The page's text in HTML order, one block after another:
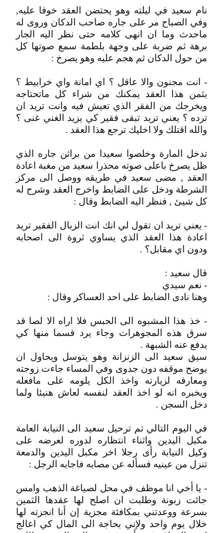
نام سعيد في ليلته وهو يحتضن العقد خوفا عليه,
وفي الصباح مر على جاره صاحب الدكان وروى له
ماحدث وما ان انهى كلامه حتى نظر اليه الجار
برهة ثم ضربة على وجهة بلطمة سمع صوتها كل
من حول الدكان ثم هجم عليه وهو يصرخ :
- انت مجنون والا عاقل ؟ اي امانة واي خرابيط ؟
بثمن هذا العقد يمكنك من شراء كل ماتحتاجه
ويخرجك من الفقر الذي تعيش فيه وانت تريد ان
ترده ؟ يعني تريد تبقى فقير كي يزيد الغني غنى ؟
والله اقتلك ولا اخليك ترجع هذا العقد .
تدخل المارة وخلصوا سعيدا من براثن جاره الذي
ظل يصرخ باعلى صوته محذرا سعيد من مغبة اعادة
العقد , مضى سعيد في طريقه ووصل الى مركز
الشرطة ودخل على الضابط واخرج العقد وشرح له
كل شيئ , فنظر اليه الضابط وقال :
- يعني تريد ان تقول لي انك انت الزبال الفقير تريد
اعادة هذا العقد الذي يساوي ثروة الى اصحابه
ودون اي مقابل؟ .
قال سعيد :
- نعم سيدي
وهنا نادى الضابط على احد العساكر وقال :
- خذ هذا المشبوه الى الحبس فلا اراه الا لصا قد
سرق هذه المجوهرات وجاء يرد قسما منها كي
يدفع عنه الشبهة .
سيق سعيد الى الزنزانة وهو يتوسل ويحاول ان
يوضح موقفه دون جدوى وفي المساء جاءت زوجته
ومعارفه لزيارته واخذ الكل يلومه على مافعله
ويخبره انه لو اخذ العقد لنفسه لعاش هنيئا ولما
دخل السجن .
في اليوم التالي تم ترحيل سعيد الى النيابة العامة
مكبل اليدين واثناء انتظاره لدوره لعرضه على
وكيل النيابة رأى رجلا اخر مكبل اليدين والدمعة
تنزل من عينيه فسأله عن مصابه فاجابه الرجل :
- يا أخي انا موظف في محل لصياغة الذهب وامس
جائت زبونة وطلبت ان اصلح لها عقدها الثمين
بسرعة ووعدتني بمكافئة مجزية إن أنا انجزته لها
خلال يوم واحد ولإني بحاجة الى المال كي اعالج